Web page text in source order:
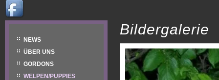
NEWS
ÜBER UNS
GORDONS
WELPEN/PUPPIES
Bildergalerie